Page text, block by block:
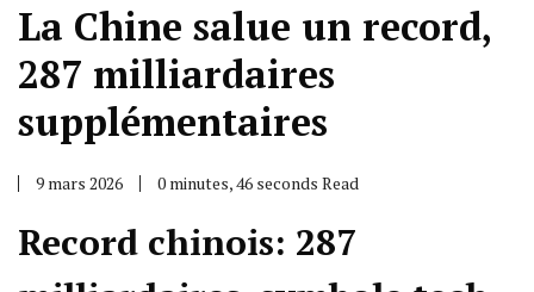
La Chine salue un record,
287 milliardaires
supplémentaires
9 mars 2026 0 minutes, 46 seconds Read
Record chinois: 287